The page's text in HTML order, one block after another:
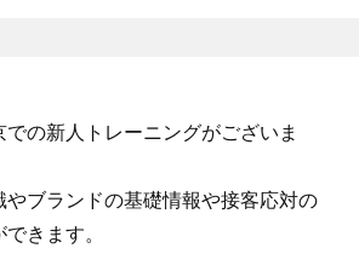
の新人トレーニングがございま
やブランドの基礎情報や接客応対の
きます。